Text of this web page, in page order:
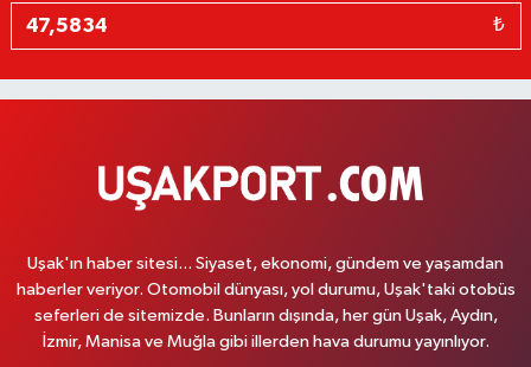
₺
Uşak'ın haber sitesi... Siyaset, ekonomi, gündem ve yaşamdan
haberler veriyor. Otomobil dünyası, yol durumu, Uşak'taki otobüs
seferleri de sitemizde. Bunların dışında, her gün Uşak, Aydın,
İzmir, Manisa ve Muğla gibi illerden hava durumu yayınlıyor.